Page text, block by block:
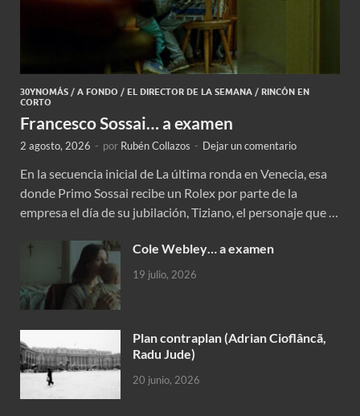
30YNOMÁS / A FONDO / EL DIRECTOR DE LA SEMANA / RINCÓN EN
CORTO
Francesco Sossai… a examen
2 agosto, 2026 - por Rubén Collazos - Dejar un comentario
En la secuencia inicial de La última ronda en Venecia, esa
donde Primo Sossai recibe un Rolex por parte de la
empresa el día de su jubilación, Tiziano, el personaje que …
Cole Webley… a examen
19 julio, 2026
Plan contraplan (Adrian Cioflâncã,
Radu Jude)
20 junio, 2026